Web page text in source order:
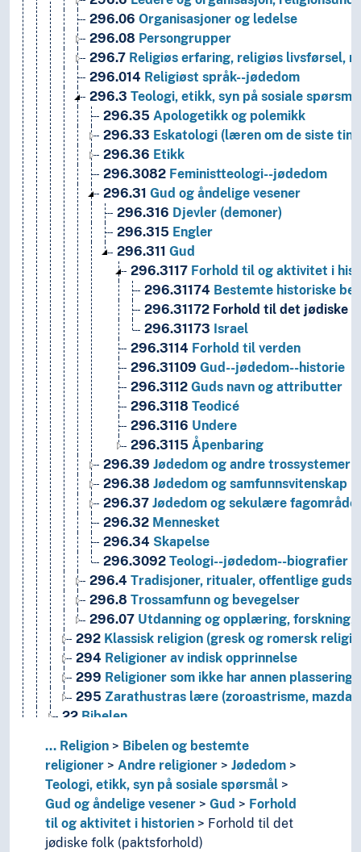
296.06 Organisasjoner og ledelse
296.08 Persongrupper
296.7 Religiøs erfaring, religiøs livsførsel,
296.014 Religiøst språk--jødedom
296.3 Teologi, etikk, syn på sosiale
296.35 Apologetikk og polemikk
296.33 Eskatologi (læren om de siste
296.36 Etikk
296.3082 Feministteologi--jødedom
296.31 Gud og åndelige vesener
296.316 Djevler (demoner)
296.315 Engler
296.311 Gud
296.3117 Forhold til og aktivitet i
296.31174 Bestemte historiske
296.31172 Forhold til det jødiske
296.31173 Israel
296.3114 Forhold til verden
296.31109 Gud--jødedom--historie
296.3112 Guds navn og attributter
296.3118 Teodicé
296.3116 Undere
296.3115 Åpenbaring
296.39 Jødedom og andre trossystemer
296.38 Jødedom og samfunnsvitenskap
296.37 Jødedom og sekulære
296.32 Mennesket
296.34 Skapelse
296.3092 Teologi--jødedom--biografier
296.4 Tradisjoner, ritualer, offentlige
296.8 Trossamfunn og bevegelser
296.07 Utdanning og opplæring, forskning,
292 Klassisk religion (gresk og romersk
294 Religioner av indisk opprinnelse
299 Religioner som ikke har annen plassering
295 Zarathustras lære (zoroastrisme,
22 Bibelen
21Filosofi og teori innen religion
20Religion
Samfunnsvitenskap
Språk
Teknologi
... Religion
Bibelen og bestemte
religioner
Andre religioner
Jødedom
Teologi, etikk, syn på sosiale spørsmål
Gud og åndelige vesener
Gud
Forhold
til og aktivitet i historien
Forhold til det
jødiske folk (paktsforhold)